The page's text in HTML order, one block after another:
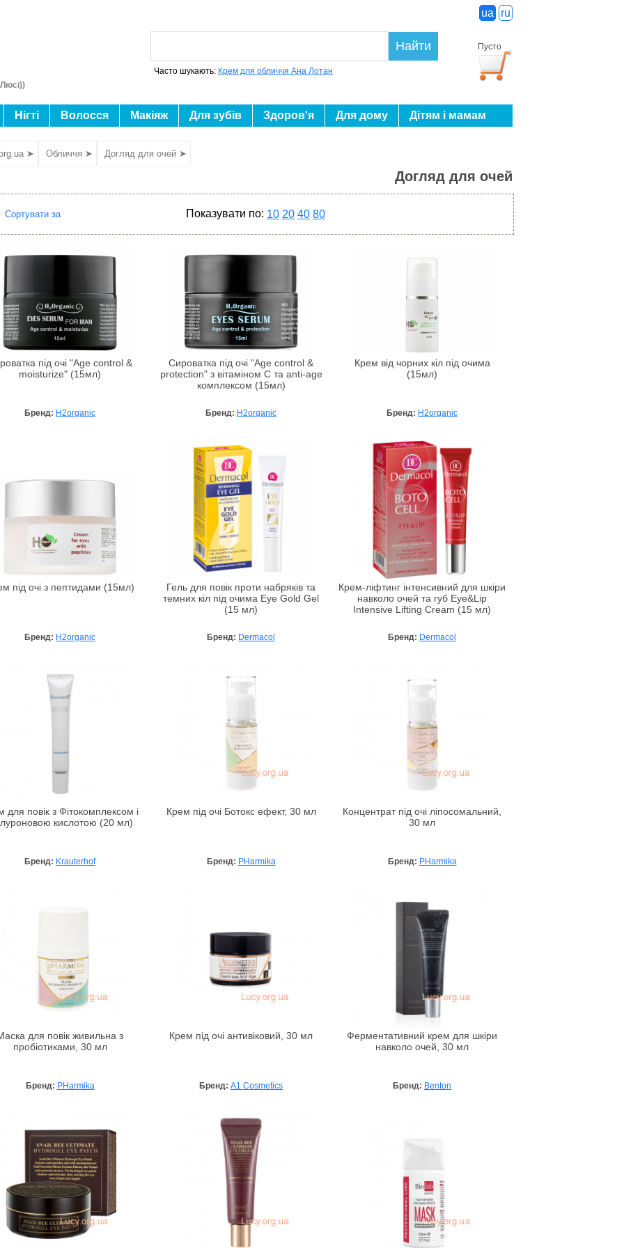
ua ru
Пусто
Найти
Часто шукають: Крем для обличчя Ана Лотан
Нігті Волосся Макіяж Для зубів Здоров'я Для дому Дітям і мамам
➤ Обличчя ➤ Догляд для очей ➤
Догляд для очей
Сортувати за Показувати по: 10 20 40 80
під очі "Age control &
moisturize" (15мл)
Бренд: H2organic
Сироватка під очі "Age control &
protection" з вітаміном С та anti-age
комплексом (15мл)
Бренд: H2organic
Крем від чорних кіл під очима
(15мл)
Бренд: H2organic
під очі з пептидами (15мл)
Бренд: H2organic
Гель для повік проти набряків та
темних кіл під очима Eye Gold Gel
(15 мл)
Бренд: Dermacol
Крем-ліфтинг інтенсивний для шкіри
навколо очей та губ Eye&Lip
Intensive Lifting Cream (15 мл)
Бренд: Dermacol
для повік з Фітокомплексом і
кислотою (20 мл)
Бренд: Krauterhof
Крем під очі Ботокс ефект, 30 мл
Бренд: PHarmika
Концентрат під очі ліпосомальний,
30 мл
Бренд: PHarmika
для повік живильна з
пробіотиками, 30 мл
Бренд: PHarmika
Крем під очі антивіковий, 30 мл
Бренд: A1 Cosmetics
Ферментативний крем для шкіри
навколо очей, 30 мл
Бренд: Benton